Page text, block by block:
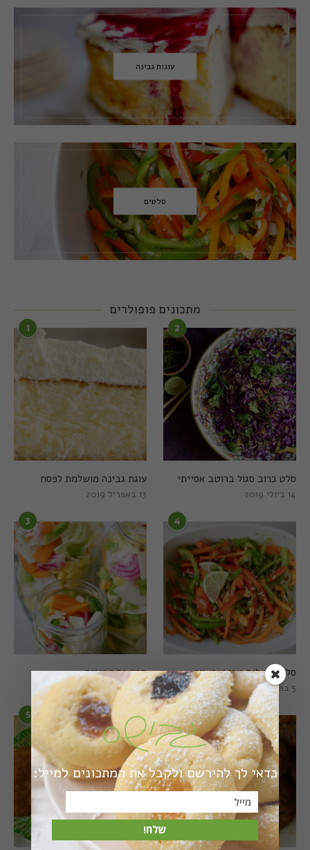
עוגות גבינה
סלטים
מתכונים פופולרים
1
עוגת גבינה מושלמת לפסח
13 באפריל 2019
2
סלט כרוב סגול ברוטב אסייתי
14 ביולי 2019
3
חמוצים מהירים
1 באוגוסט 2022
4
סלט פלפלים טרי וצבעוני
5 בפברואר 2021
5 6
כדאי לך להירשם ולקבל את המתכונים למייל:
שלח!